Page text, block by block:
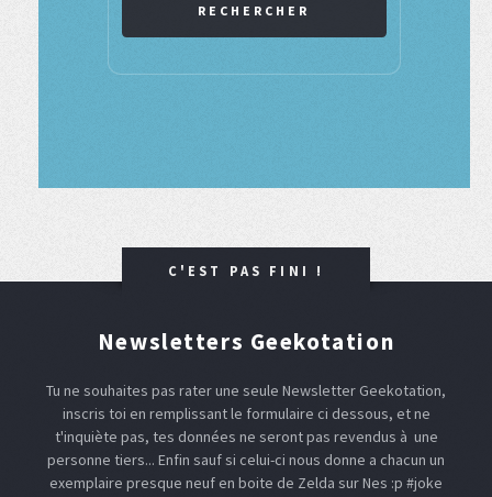
RECHERCHER
C'EST PAS FINI !
Newsletters Geekotation
Tu ne souhaites pas rater une seule Newsletter Geekotation,
inscris toi en remplissant le formulaire ci dessous, et ne
t'inquiète pas, tes données ne seront pas revendus à une
personne tiers... Enfin sauf si celui-ci nous donne a chacun un
exemplaire presque neuf en boite de Zelda sur Nes :p #joke